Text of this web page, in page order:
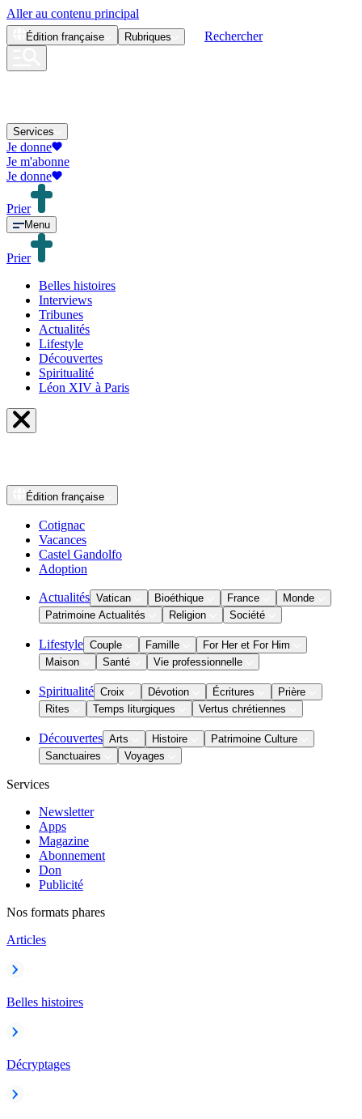
Aller au contenu principal
Édition française Rubriques Rechercher
Services
Je donne
Je m'abonne
Je donne
Prier
Menu
Prier
Belles histoires
Interviews
Tribunes
Actualités
Lifestyle
Découvertes
Spiritualité
Léon XIV à Paris
Édition française
Cotignac
Vacances
Castel Gandolfo
Adoption
Actualités Vatican Bioéthique France
Monde
Patrimoine Actualités
Religion Société
Lifestyle Couple Famille
For Her et For Him
Maison
Santé Vie professionnelle
Spiritualité Croix Dévotion Écritures
Prière
Rites
Temps liturgiques Vertus chrétiennes
Découvertes Arts Histoire
Patrimoine Culture
Sanctuaires
Voyages
Services
Newsletter
Apps
Magazine
Abonnement
Don
Publicité
Nos formats phares
Articles
Belles histoires
Décryptages